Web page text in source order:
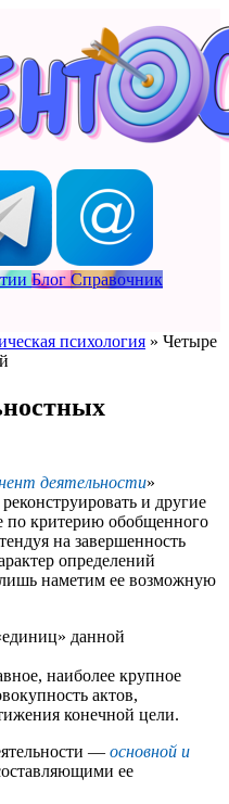
Блог Справочник
психология » Четыре
деятельности»
и другие
по критерию обобщенного
на завершенность
определений
наметим ее возможную
данной
наиболее крупное
актов,
конечной цели.
— основной и
ее